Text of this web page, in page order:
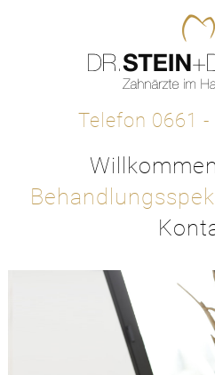
Telefon 0661
Willkommen